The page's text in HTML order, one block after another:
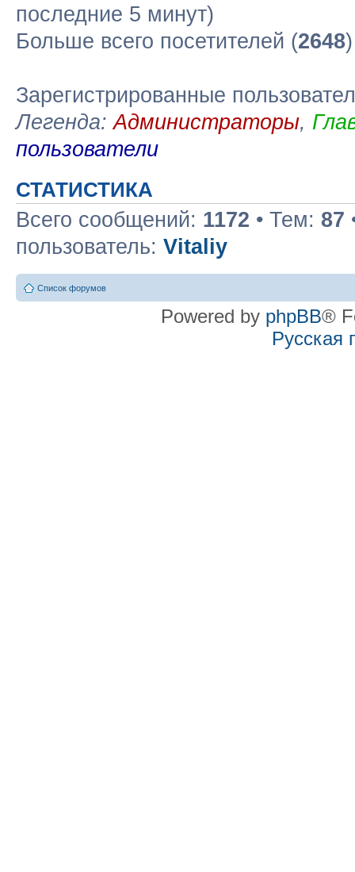
последние 5 минут)
Больше всего посетителей (2648
Зарегистрированные
Легенда:Администраторы,
пользователи
СТАТИСТИКА
Всего сообщений: 1172 • Тем: 87
пользователь: Vitaliy
Список форумов
Powered by phpBB®
Русская